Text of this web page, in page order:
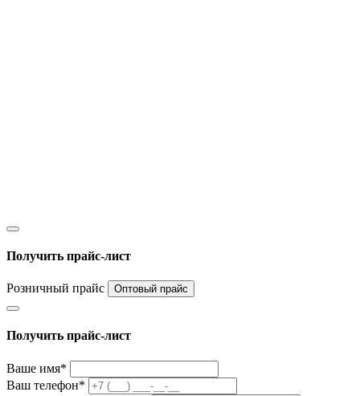
Получить прайс-лист
Розничный прайс Оптовый прайс
Получить прайс-лист
Ваше имя*
Ваш телефон*